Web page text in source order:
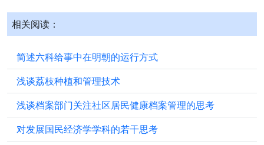
相关阅读：
简述六科给事中在明朝的运行方式
浅谈荔枝种植和管理技术
浅谈档案部门关注社区居民健康档案管理的思考
对发展国民经济学学科的若干思考